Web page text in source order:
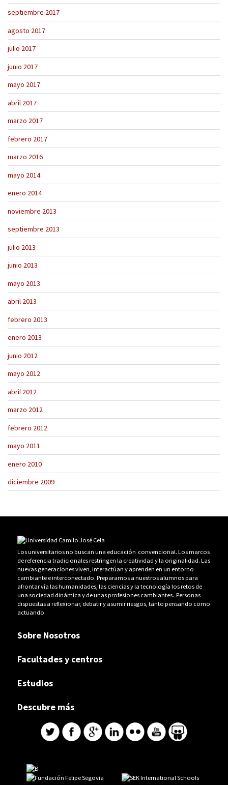
septiembre 2017
agosto 2017
julio 2017
junio 2017
mayo 2017
abril 2017
marzo 2017
febrero 2017
marzo 2016
mayo 2014
enero 2014
noviembre 2013
septiembre 2013
julio 2013
junio 2013
mayo 2013
abril 2013
febrero 2013
enero 2013
junio 2012
mayo 2012
abril 2012
marzo 2012
febrero 2012
mayo 2011
enero 2010
diciembre 2009
Los universitarios no buscan una educación convencional. Los marcos
de referencia tradicionales restringen la creatividad y la originalidad. Las
nuevas generaciones viven, interactúan y aprenden en un entorno
cambiante e interconectado. Preparamos a nuestros alumnos para
afrontar vía las humanidades, las ciencias y la tecnología los retos de
una sociedad dinámica y de unas profesiones cambiantes. Personas
dispuestas a reflexionar, debatir y asumir riesgos, tanto pensando como
actuando.
Sobre Nosotros
Facultades y centros
Estudios
Descubre más